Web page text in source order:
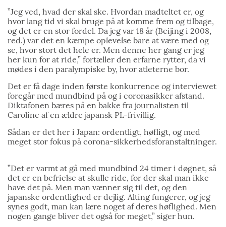
”Jeg ved, hvad der skal ske. Hvordan madteltet er, og
hvor lang tid vi skal bruge på at komme frem og tilbage,
og det er en stor fordel. Da jeg var 18 år (Beijing i 2008,
red.) var det en kæmpe oplevelse bare at være med og
se, hvor stort det hele er. Men denne her gang er jeg
her kun for at ride,” fortæller den erfarne rytter, da vi
mødes i den paralympiske by, hvor atleterne bor.
Det er få dage inden første konkurrence og interviewet
foregår med mundbind på og i coronasikker afstand.
Diktafonen bæres på en bakke fra journalisten til
Caroline af en ældre japansk PL-frivillig.
Sådan er det her i Japan: ordentligt, høfligt, og med
meget stor fokus på corona-sikkerhedsforanstaltninger.
”Det er varmt at gå med mundbind 24 timer i døgnet, så
det er en befrielse at skulle ride, for der skal man ikke
have det på. Men man vænner sig til det, og den
japanske ordentlighed er dejlig. Alting fungerer, og jeg
synes godt, man kan lære noget af deres høflighed. Men
nogen gange bliver det også for meget,” siger hun.